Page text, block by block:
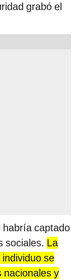
grabó el
habría captado
sociales. La
se
nacionales y